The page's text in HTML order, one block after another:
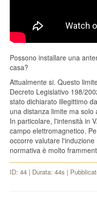
Possono installare una
casa?
Attualmente si. Questo
Decreto Legislativo 198/
stato dichiarato illegittimo
una distanza limite ma
In particolare, l'intensità in
campo elettromagnetico.
occorre valutare
normativa è molto
ID: 44 | Durata: 44s |